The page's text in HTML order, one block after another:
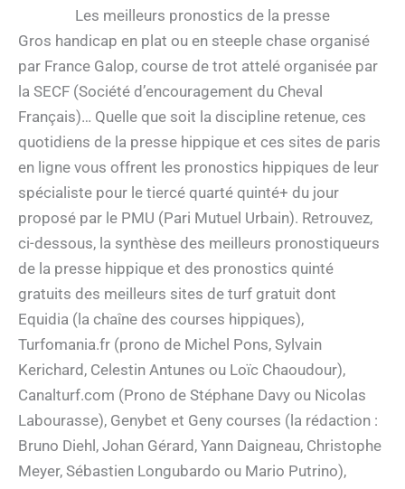
Les meilleurs pronostics de la presse
Gros handicap en plat ou en steeple chase organisé
par France Galop, course de trot attelé organisée par
la SECF (Société d’encouragement du Cheval
Français)… Quelle que soit la discipline retenue, ces
quotidiens de la presse hippique et ces sites de paris
en ligne vous offrent les pronostics hippiques de leur
spécialiste pour le tiercé quarté quinté+ du jour
proposé par le PMU (Pari Mutuel Urbain). Retrouvez,
ci-dessous, la synthèse des meilleurs pronostiqueurs
de la presse hippique et des pronostics quinté
gratuits des meilleurs sites de turf gratuit dont
Equidia (la chaîne des courses hippiques),
Turfomania.fr (prono de Michel Pons, Sylvain
Kerichard, Celestin Antunes ou Loïc Chaoudour),
Canalturf.com (Prono de Stéphane Davy ou Nicolas
Labourasse), Genybet et Geny courses (la rédaction :
Bruno Diehl, Johan Gérard, Yann Daigneau, Christophe
Meyer, Sébastien Longubardo ou Mario Putrino),